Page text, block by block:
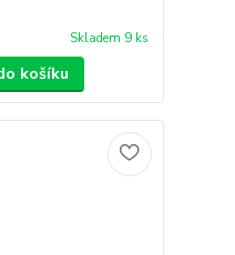
Skladem 9 ks
košíku